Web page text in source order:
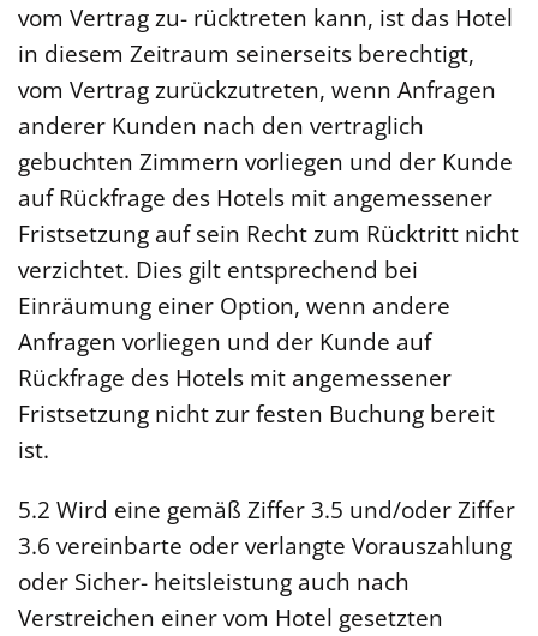
vom Vertrag zu- rücktreten kann, ist das Hotel
in diesem Zeitraum seinerseits berechtigt,
vom Vertrag zurückzutreten, wenn Anfragen
anderer Kunden nach den vertraglich
gebuchten Zimmern vorliegen und der Kunde
auf Rückfrage des Hotels mit angemessener
Fristsetzung auf sein Recht zum Rücktritt nicht
verzichtet. Dies gilt entsprechend bei
Einräumung einer Option, wenn andere
Anfragen vorliegen und der Kunde auf
Rückfrage des Hotels mit angemessener
Fristsetzung nicht zur festen Buchung bereit
ist.
5.2 Wird eine gemäß Ziffer 3.5 und/oder Ziffer
3.6 vereinbarte oder verlangte Vorauszahlung
oder Sicher- heitsleistung auch nach
Verstreichen einer vom Hotel gesetzten